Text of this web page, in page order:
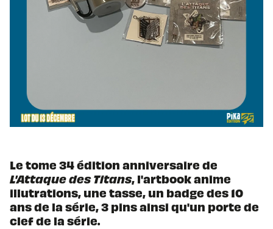
Le tome 34 édition anniversaire de
L'Attaque des Titans, l'artbook anime
illutrations, une tasse, un badge des 10
ans de la série, 3 pins ainsi qu'un porte de
clef de la série.